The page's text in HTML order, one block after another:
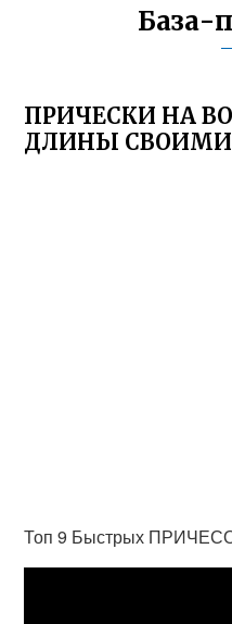
База-
ПРИЧЕСКИ НА
ДЛИНЫ
Топ 9 Быстрых